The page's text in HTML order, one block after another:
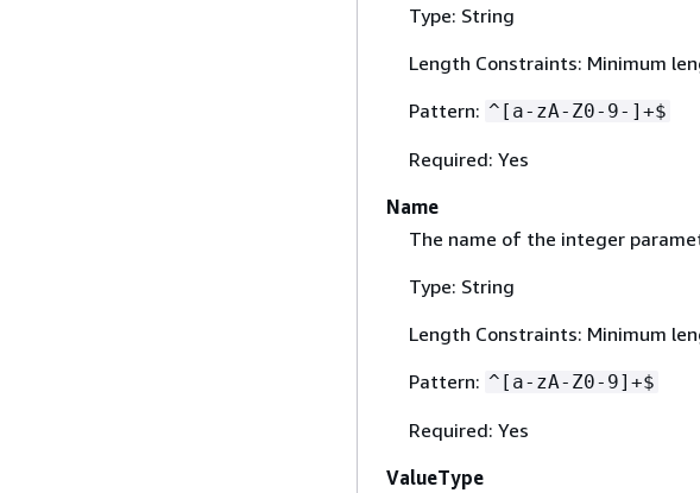
Type: String
Length Constraints: Minimum
Pattern: ^[a-zA-Z0-9-]+$
Required: Yes
Name
The name of the integer
Type: String
Length Constraints: Minimum
Pattern: ^[a-zA-Z0-9]+$
Required: Yes
ValueType